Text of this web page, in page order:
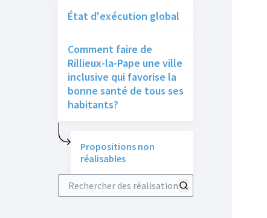
État d'exécution global
Comment faire de
Rillieux-la-Pape une ville
inclusive qui favorise la
bonne santé de tous ses
habitants?
Propositions non
réalisables
Rechercher des réalisations